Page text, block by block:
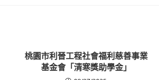
桃園市利晉工程社會福利慈善事業
基金會「清寒獎助學金」